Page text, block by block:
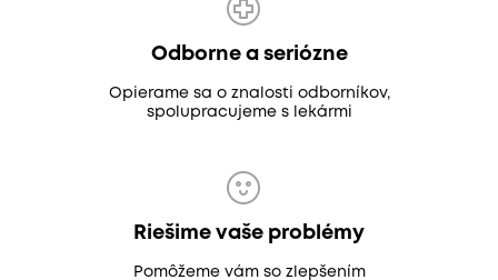
Odborne a seriózne
Opierame sa o znalosti odborníkov,
spolupracujeme s lekármi
Riešime vaše problémy
Pomôžeme vám so zlepšením